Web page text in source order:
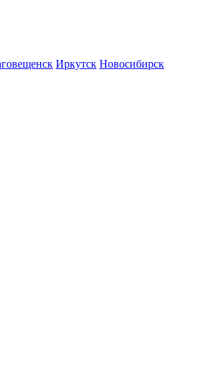
Иркутск Новосибирск